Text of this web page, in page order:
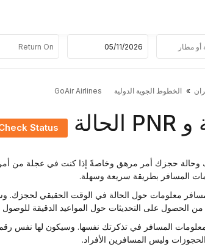
الخطوط الجوية الدولية GoAir Airlines
Status
وحالة حجزك أمر مرهق وخاصةً إذا كنت في عجلة من
المسافر بطريقة سريعة وسهلة.
معلومات حول الحالة في الوقت الحقيقي لحجزك.
من الحصول على التحديثات حول المواعيد الدقيقة للوصول
المسافر في تذكرتك نفسها. وسيكون لها نفس
وليس المسافرين الأفراد.